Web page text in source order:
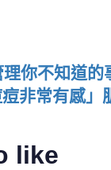
理你不知道
痘非常有感」
like